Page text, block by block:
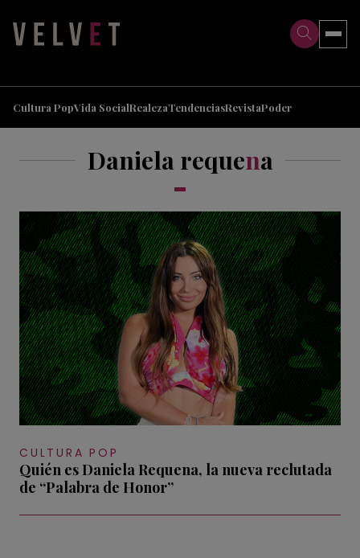
Cultura PopVida SocialRealezaTendenciasRevistaPoder
Daniela requena
CULTURA POP
Quién es Daniela Requena, la nueva reclutada
de “Palabra de Honor”